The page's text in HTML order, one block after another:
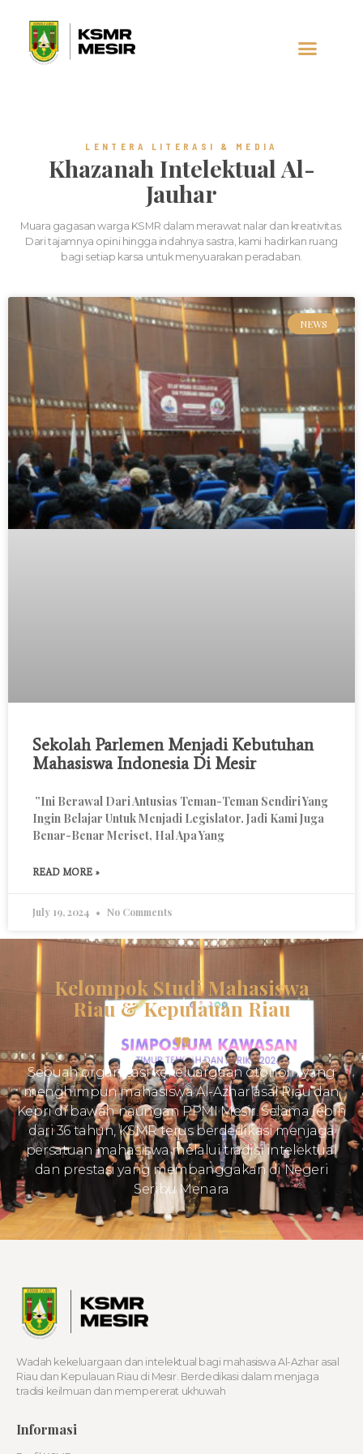
LENTERA LITERASI & MEDIA
Khazanah Intelektual Al-
Jauhar
Muara gagasan warga KSMR dalam merawat nalar dan kreativitas.
Dari tajamnya opini hingga indahnya sastra, kami hadirkan ruang
bagi setiap karsa untuk menyuarakan peradaban.
NEWS
Sekolah Parlemen Menjadi Kebutuhan
Mahasiswa Indonesia Di Mesir
”Ini Berawal Dari Antusias Teman-Teman Sendiri Yang
Ingin Belajar Untuk Menjadi Legislator. Jadi Kami Juga
Benar-Benar Meriset, Hal Apa Yang
READ MORE »
July 19, 2024 No Comments
Kelompok Studi Mahasiswa
Riau & Kepulauan Riau
Sebuah organisasi kekeluargaan otonom yang
menghimpun mahasiswa Al-Azhar asal Riau dan
Kepri di bawah naungan PPMI Mesir. Selama lebih
dari 36 tahun, KSMR terus berdedikasi menjaga
persatuan mahasiswa melalui tradisi intelektual
dan prestasi yang membanggakan di Negeri
Seribu Menara
Wadah kekeluargaan dan intelektual bagi mahasiswa Al-Azhar asal
Riau dan Kepulauan Riau di Mesir. Berdedikasi dalam menjaga
tradisi keilmuan dan mempererat ukhuwah
Informasi